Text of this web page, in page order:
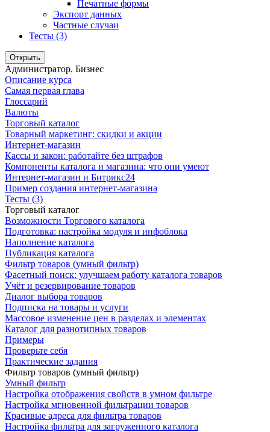
Печатные формы
Экспорт данных
Частные случаи
Тесты (3)
Открыть
Администратор. Бизнес
Описание курса
Самая первая глава
Глоссарий
Валюты
Торговый каталог
Товарный маркетинг: скидки и акции
Интернет-магазин
Кассы и закон: работайте без штрафов
Компоненты каталога и магазина: что они умеют
Интернет-магазин и Битрикс24
Пример создания интернет-магазина
Тесты (3)
Торговый каталог
Возможности Торгового каталога
Подготовка: настройка модуля и инфоблока
Наполнение каталога
Публикация каталога
Фильтр товаров (умный фильтр)
Фасетный поиск: улучшаем работу каталога товаров
Учёт и резервирование товаров
Диалог выбора товаров
Подписка на товары и услуги
Массовое изменение цен в разделах и элементах
Каталог для разнотипных товаров
Примеры
Проверьте себя
Практические задания
Фильтр товаров (умный фильтр)
Умный фильтр
Настройка отображения свойств в умном фильтре
Настройка мгновенной фильтрации товаров
Красивые адреса для фильтра товаров
Настройка фильтра для загруженного каталога